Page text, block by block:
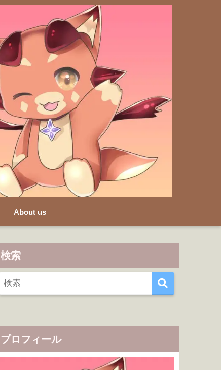
About us
検索
プロフィール